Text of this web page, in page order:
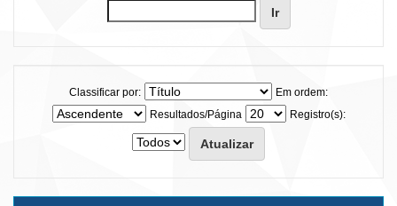
Classificar por:
Em ordem:
Resultados/Página
Registro(s):